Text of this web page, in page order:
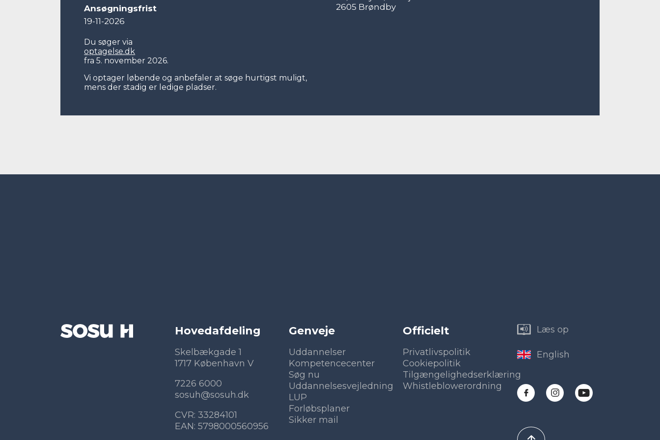
Ansøgningsfrist
19-11-2026
Du søger via
optagelse.dk
fra 5. november 2026.
Vi optager løbende og anbefaler at søge hurtigst muligt,
mens der stadig er ledige pladser.
2605 Brøndby
Hovedafdeling
Skelbækgade 1
1717 København V
7226 6000
sosuh@sosuh.dk
CVR: 33284101
EAN: 5798000560956
Genveje
Uddannelser
Kompetencecenter
Søg nu
Uddannelsesvejledning
LUP
Forløbsplaner
Sikker mail
Officielt
Privatlivspolitik
Cookiepolitik
Tilgængelighedserklæring
Whistleblowerordning
Læs op
English